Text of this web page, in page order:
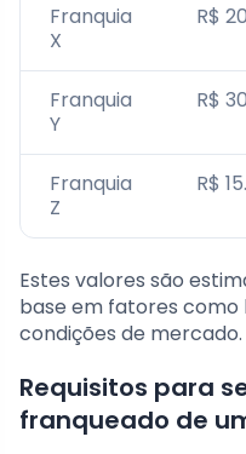
Franquia
X
R$
Franquia
Y
R$
Franquia
Z
R$
Estes valores são
base em fatores como
condições de mercado.
Requisitos para
franqueado de